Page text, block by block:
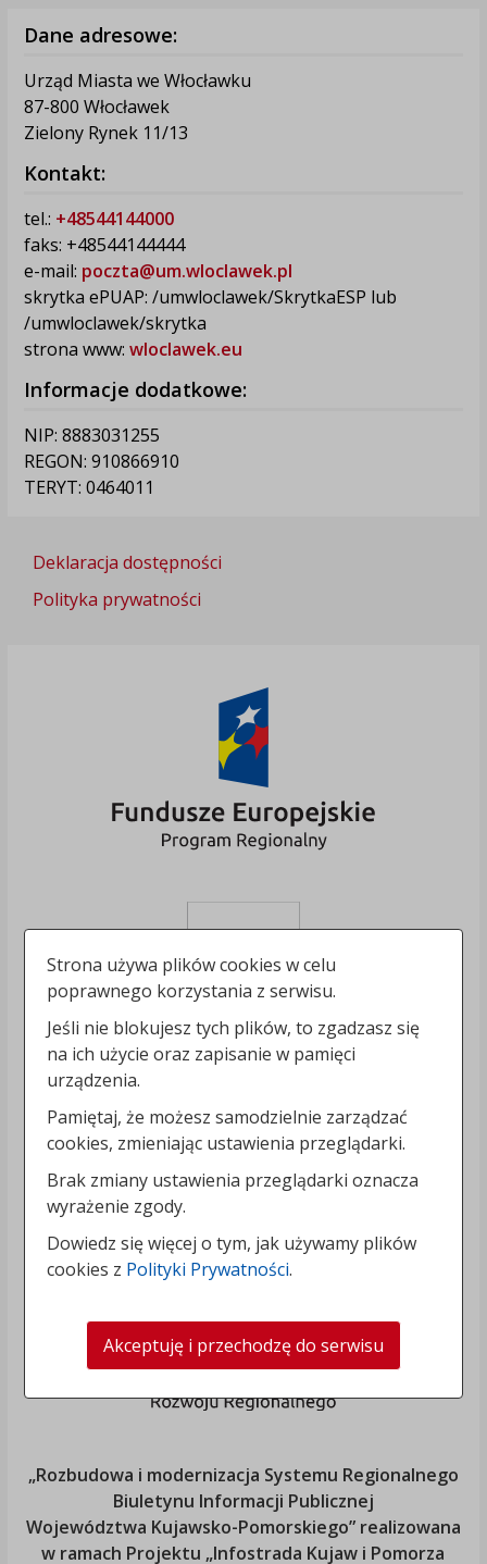
Dane adresowe:
Urząd Miasta we Włocławku
87-800 Włocławek
Zielony Rynek 11/13
Kontakt:
tel.: +48544144000
faks: +48544144444
e-mail: poczta@um.wloclawek.pl
skrytka ePUAP: /umwloclawek/SkrytkaESP lub
/umwloclawek/skrytka
strona www: wloclawek.eu
Informacje dodatkowe:
NIP: 8883031255
REGON: 910866910
TERYT: 0464011
Deklaracja dostępności
Polityka prywatności
„Rozbudowa i modernizacja Systemu Regionalnego
Biuletynu Informacji Publicznej
Województwa Kujawsko-Pomorskiego” realizowana
w ramach Projektu „Infostrada Kujaw i Pomorza
Strona używa plików cookies w celu
poprawnego korzystania z serwisu.
Jeśli nie blokujesz tych plików, to zgadzasz się
na ich użycie oraz zapisanie w pamięci
urządzenia.
Pamiętaj, że możesz samodzielnie zarządzać
cookies, zmieniając ustawienia przeglądarki.
Brak zmiany ustawienia przeglądarki oznacza
wyrażenie zgody.
Dowiedz się więcej o tym, jak używamy plików
cookies z Polityki Prywatności.
Akceptuję i przechodzę do serwisu